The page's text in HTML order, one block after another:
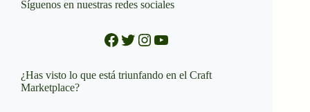
Síguenos en nuestras redes sociales
Facebook
Twitter
Instagram
YouTube
¿Has visto lo que está triunfando en el Craft
Marketplace?